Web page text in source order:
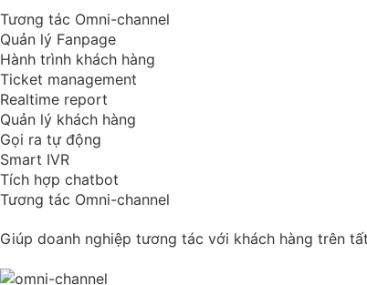
Tương tác Omni-channel
Quản lý Fanpage
Hành trình khách hàng
Ticket management
Realtime report
Quản lý khách hàng
Gọi ra tự động
Smart IVR
Tích hợp chatbot
Tương tác Omni-channel
Giúp doanh nghiệp tương tác với khách hàng trên